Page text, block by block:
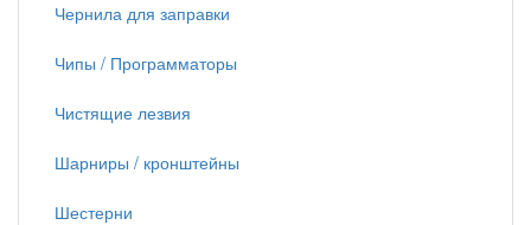
Чернила для заправки
Чипы / Программаторы
Чистящие лезвия
Шарниры / кронштейны
Шестерни